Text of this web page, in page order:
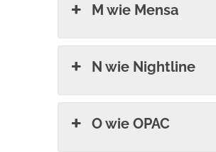
M wie Mensa
N wie Nightline
O wie OPAC